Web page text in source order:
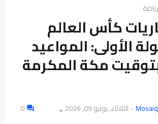
رياضة
كأس العالم
الجولة الأولى: المواعيد
مكة المكرمة
- الثلاثاء, يونيو 09, 2026 👁️
0